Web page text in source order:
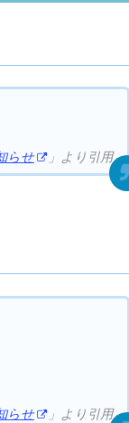
らせ 」より引用
らせ 」より引用